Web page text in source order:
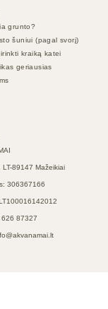
grunto?
šuniui (pagal svorį)
kraiką katei
geriausias
89147 Mažeikiai
306367166
626 87327